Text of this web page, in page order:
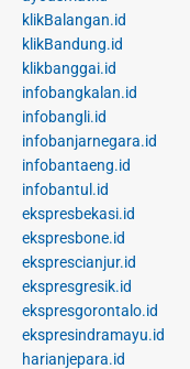
klikBalangan.id
klikBandung.id
klikbanggai.id
infobangkalan.id
infobangli.id
infobanjarnegara.id
infobantaeng.id
infobantul.id
ekspresbekasi.id
ekspresbone.id
eksprescianjur.id
ekspresgresik.id
ekspresgorontalo.id
ekspresindramayu.id
harianjepara.id